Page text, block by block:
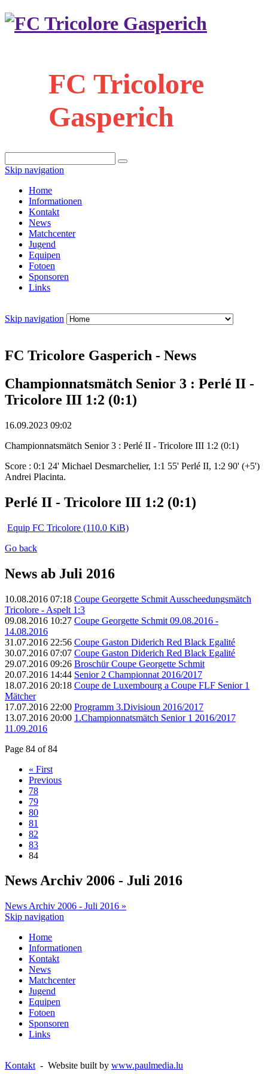
FC Tricolore
Gasperich
Skip navigation
Home
Informationen
Kontakt
News
Matchcenter
Jugend
Equipen
Fotoen
Sponsoren
Links
Skip navigation
FC Tricolore Gasperich - News
Championnatsmätch Senior 3 : Perlé II -
Tricolore III 1:2 (0:1)
16.09.2023 09:02
Championnatsmätch Senior 3 : Perlé II - Tricolore III 1:2 (0:1)
Score : 0:1 24' Michael Desmarchelier, 1:1 55' Perlé II, 1:2 90' (+5')
Andrei Placinta.
Perlé II - Tricolore III 1:2 (0:1)
Equip FC Tricolore (110.0 KiB)
Go back
News ab Juli 2016
10.08.2016 07:18 Coupe Georgette Schmit Ausscheedungsmätch
Tricolore - Aspelt 1:3
09.08.2016 10:27 Coupe Georgette Schmit 09.08.2016 -
14.08.2016
31.07.2016 22:56 Coupe Gaston Diderich Red Black Egalité
30.07.2016 07:07 Coupe Gaston Diderich Red Black Egalité
29.07.2016 09:26 Broschür Coupe Georgette Schmit
20.07.2016 14:44 Senior 2 Championnat 2016/2017
18.07.2016 20:18 Coupe de Luxembourg a Coupe FLF Senior 1
Mätcher
17.07.2016 22:00 Programm 3.Divisioun 2016/2017
13.07.2016 20:00 1.Championnatsmätch Senior 1 2016/2017
11.09.2016
Page 84 of 84
« First
Previous
78
79
80
81
82
83
84
News Archiv 2006 - Juli 2016
News Archiv 2006 - Juli 2016 »
Skip navigation
Home
Informationen
Kontakt
News
Matchcenter
Jugend
Equipen
Fotoen
Sponsoren
Links
Kontakt - Website built by www.paulmedia.lu